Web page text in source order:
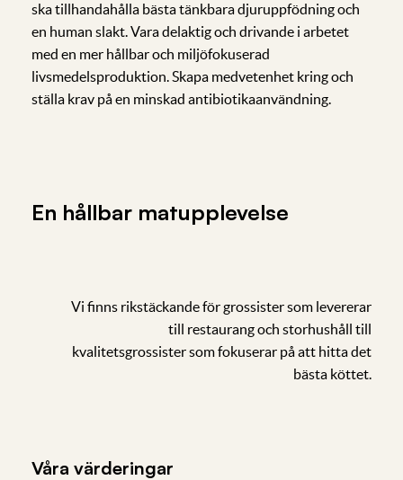
ska tillhandahålla bästa tänkbara djuruppfödning och
en human slakt. Vara delaktig och drivande i arbetet
med en mer hållbar och miljöfokuserad
livsmedelsproduktion. Skapa medvetenhet kring och
ställa krav på en minskad antibiotikaanvändning.
En hållbar matupplevelse
Vi finns rikstäckande för grossister som levererar
till restaurang och storhushåll till
kvalitetsgrossister som fokuserar på att hitta det
bästa köttet.
Våra värderingar